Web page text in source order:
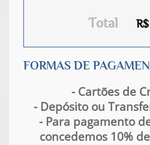
Total
FORMAS DE
- Cartões de
- Depósito ou
- Para pagamento
concedemos 10%